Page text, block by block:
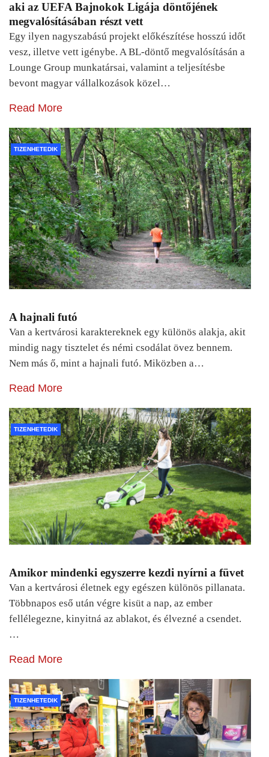
aki az UEFA Bajnokok Ligája döntőjének
megvalósításában részt vett
Egy ilyen nagyszabású projekt előkészítése hosszú időt
vesz, illetve vett igénybe. A BL-döntő megvalósításán a
Lounge Group munkatársai, valamint a teljesítésbe
bevont magyar vállalkozások közel…
Read More
TIZENHETEDIK
A hajnali futó
Van a kertvárosi karaktereknek egy különös alakja, akit
mindig nagy tisztelet és némi csodálat övez bennem.
Nem más ő, mint a hajnali futó. Miközben a…
Read More
TIZENHETEDIK
Amikor mindenki egyszerre kezdi nyírni a füvet
Van a kertvárosi életnek egy egészen különös pillanata.
Többnapos eső után végre kisüt a nap, az ember
fellélegezne, kinyitná az ablakot, és élvezné a csendet.
…
Read More
TIZENHETEDIK